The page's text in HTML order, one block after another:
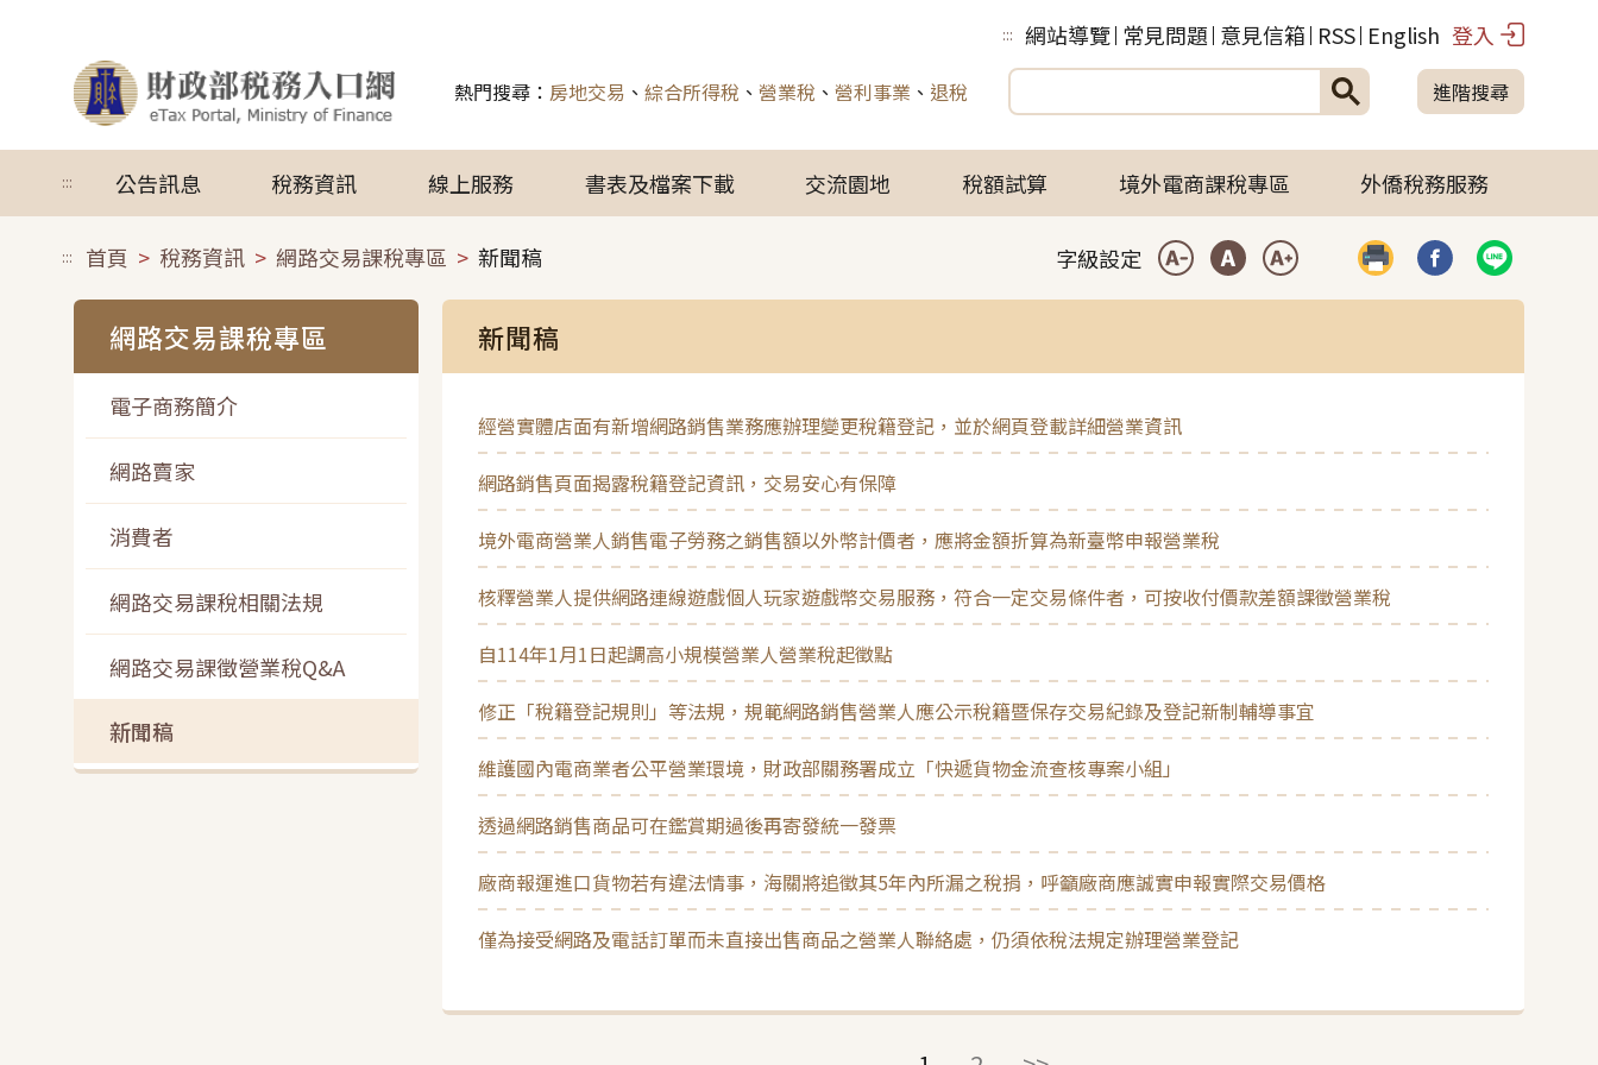
::: 網站導覽 常見問題 意見信箱 RSS English 登入
熱門搜尋： 房地交易 、 綜合所得稅 、 營業稅 、 營利事業 、 退稅 進階搜尋
::: 公告訊息 稅務資訊 線上服務 書表及檔案下載 交流園地 稅額試算 境外電商課稅專區 外僑稅務服務
::: 首頁 稅務資訊 網路交易課稅專區 新聞稿 字級設定
小型字中型字大型字 列印 分享到臉書(開啟
分享到
網路交易課稅專區
電子商務簡介
網路賣家
消費者
網路交易課稅相關法規
網路交易課徵營業稅Q&A
新聞稿
新聞稿
經營實體店面有新增網路銷售業務應辦理變更稅籍登記，並於網頁登載詳細營業資訊
網路銷售頁面揭露稅籍登記資訊，交易安心有保障
境外電商營業人銷售電子勞務之銷售額以外幣計價者，應將金額折算為新臺幣申報營業稅
核釋營業人提供網路連線遊戲個人玩家遊戲幣交易服務，符合一定交易條件者，可按收付價款差額課徵營業稅
自114年1月1日起調高小規模營業人營業稅起徵點
修正「稅籍登記規則」等法規，規範網路銷售營業人應公示稅籍暨保存交易紀錄及登記新制輔導事宜
維護國內電商業者公平營業環境，財政部關務署成立「快遞貨物金流查核專案小組」
透過網路銷售商品可在鑑賞期過後再寄發統一發票
廠商報運進口貨物若有違法情事，海關將追徵其5年內所漏之稅捐，呼籲廠商應誠實申報實際交易價格
僅為接受網路及電話訂單而未直接出售商品之營業人聯絡處，仍須依稅法規定辦理營業登記